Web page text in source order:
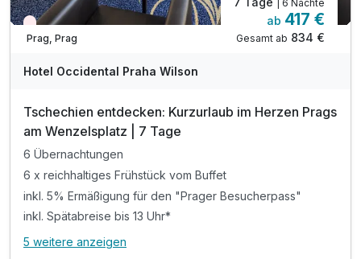
Wieder frei ab September
Prag, Prag
| 6 Nächte
ab 417 €
Gesamt ab 834 €
Hotel Occidental Praha Wilson
Tschechien entdecken: Kurzurlaub im Herzen Prags
am Wenzelsplatz | 7 Tage
6 Übernachtungen
6 x reichhaltiges Frühstück vom Buffet
inkl. 5% Ermäßigung für den "Prager Besucherpass"
inkl. Spätabreise bis 13 Uhr*
Alle Inklusivleistungen
5 weitere anzeigen